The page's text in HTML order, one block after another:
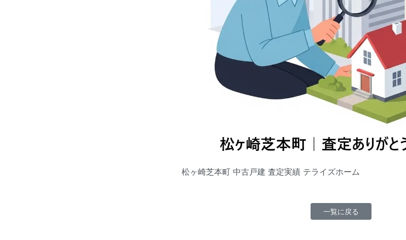
松ヶ崎芝本町 中古戸建 査定実績 テライズホーム
一覧に戻る